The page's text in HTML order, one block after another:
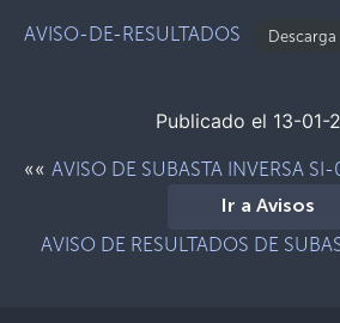
AVISO-DE-RESULTADOS Descarga
Publicado el 13-01-
«« AVISO DE SUBASTA INVERSA
Ir a Avisos
AVISO DE RESULTADOS DE